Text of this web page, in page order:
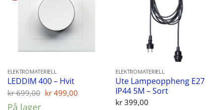
ELEKTROMATERIELL
LEDDIM 400 – Hvit
kr699,00 Opprinnelig
kr 499,00 Nåværende
På lager
ELEKTROMATERIELL
Ute Lampeoppheng E27
IP44 5M – Sort
kr399,00